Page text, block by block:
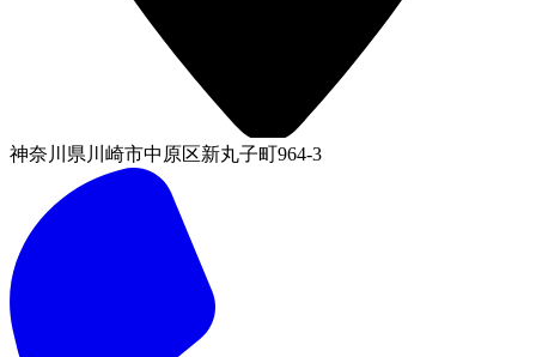
神奈川県川崎市中原区新丸子町964-3